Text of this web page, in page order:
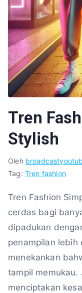
Tren
Stylish
Oleh
Tag: Tren fashion
Tren Fashion
cerdas bagi
dipadukan
penampilan lebih
menekankan
tampil memukau.
menciptakan